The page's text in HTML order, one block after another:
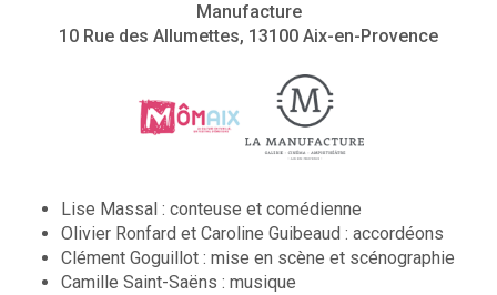
Manufacture
10 Rue des Allumettes, 13100 Aix-en-Provence
Lise Massal : conteuse et comédienne
Olivier Ronfard et Caroline Guibeaud : accordéons
Clément Goguillot : mise en scène et scénographie
Camille Saint-Saëns : musique